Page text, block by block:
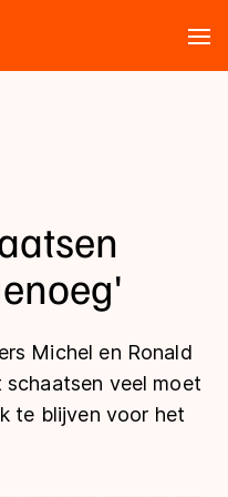
Michel en Ronald
veel moet
te blijven voor het